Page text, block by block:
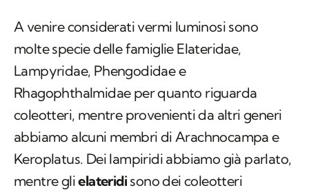
A venire considerati vermi luminosi sono
molte specie delle famiglie Elateridae,
Lampyridae, Phengodidae e
Rhagophthalmidae per quanto riguarda
coleotteri, mentre provenienti da altri generi
abbiamo alcuni membri di Arachnocampa e
Keroplatus. Dei lampiridi abbiamo già parlato,
mentre glielateridi sono dei coleotteri